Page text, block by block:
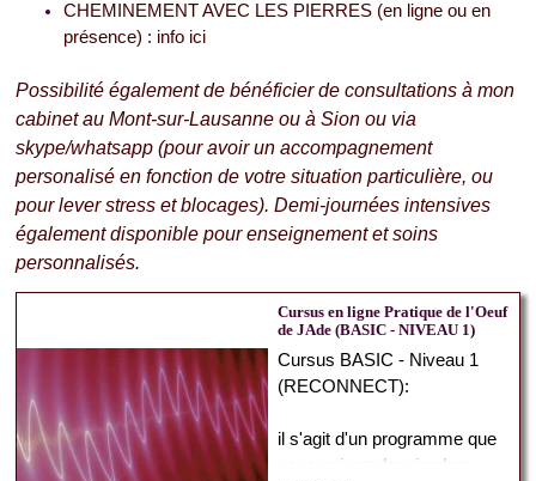
CHEMINEMENT AVEC LES PIERRES (en ligne ou en
présence) : info ici
Possibilité également de bénéficier de consultations à mon
cabinet au Mont-sur-Lausanne ou à Sion ou via
skype/whatsapp (pour avoir un accompagnement
personalisé en fonction de votre situation particulière, ou
pour lever stress et blocages). Demi-journées intensives
également disponible pour enseignement et soins
personnalisés.
Cursus en ligne Pratique de l'Oeuf
de JAde (BASIC - NIVEAU 1)
Cursus BASIC - Niveau 1
(RECONNECT):
il s'agit d'un programme que
vous suivez depuis chez